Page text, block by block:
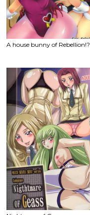
A house bunny of Rebellion!?